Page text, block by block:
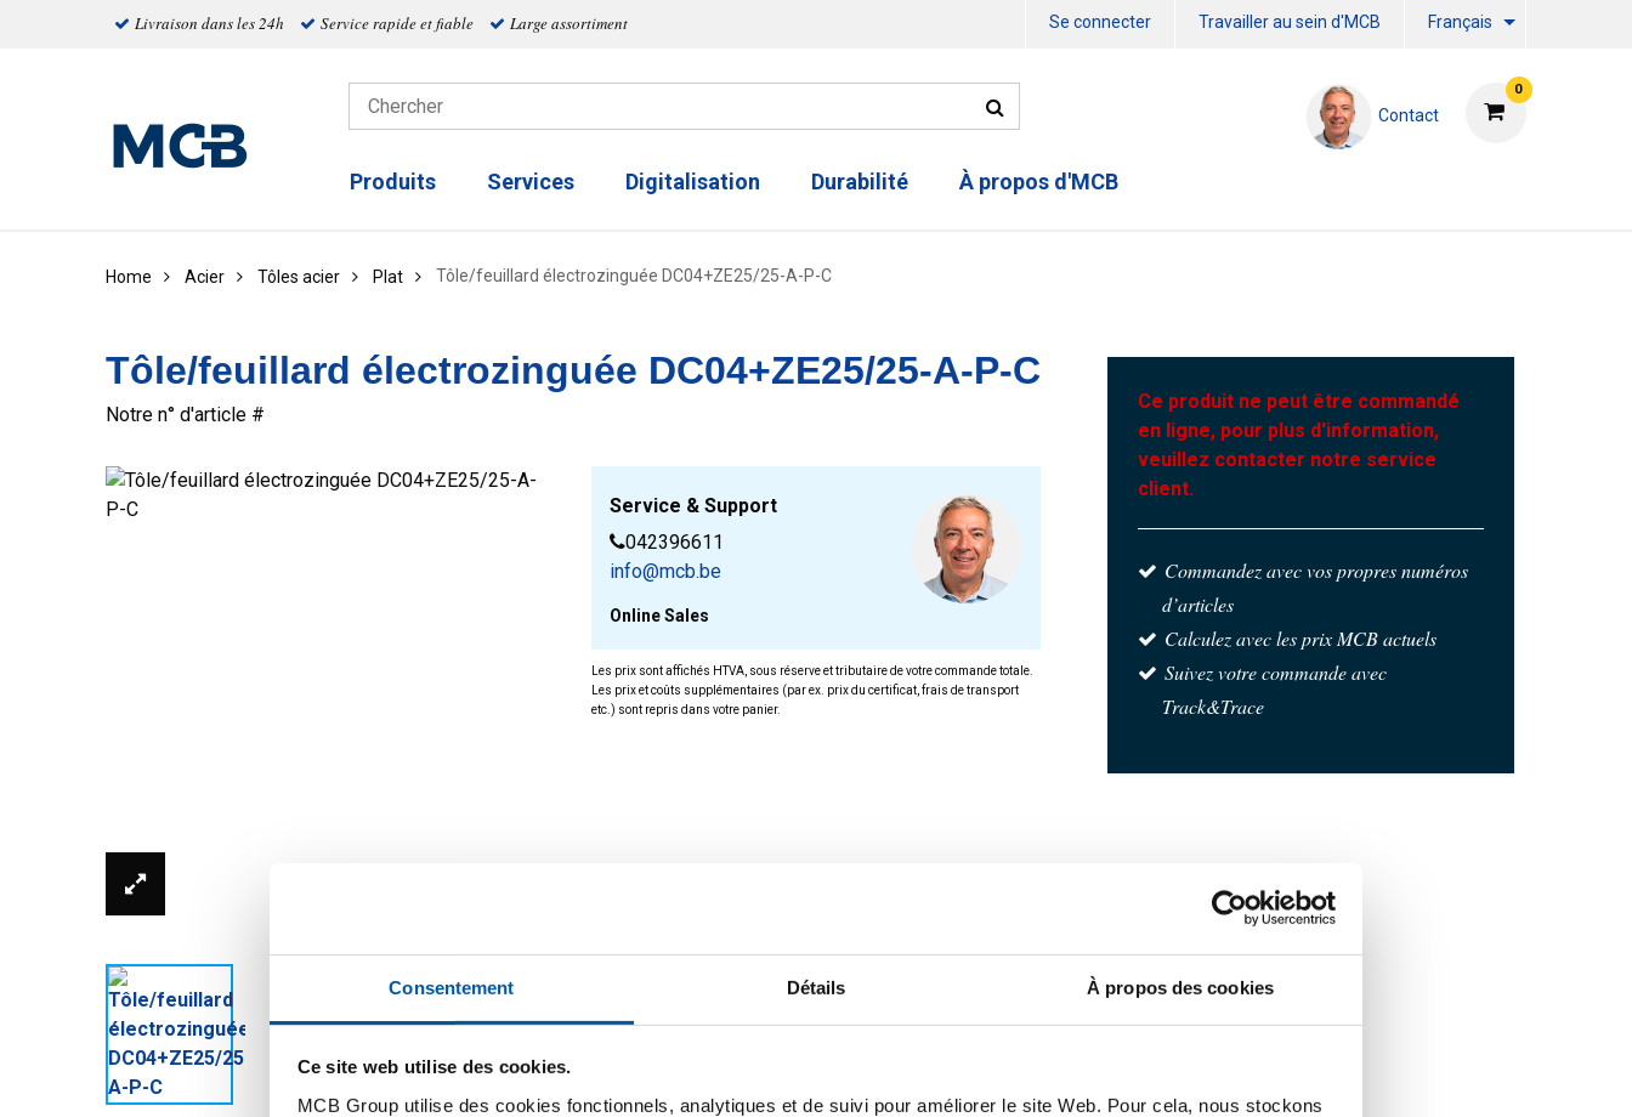
Consentement Détails À propos des cookies
Ce site web utilise des cookies.
MCB Group utilise des cookies fonctionnels, analytiques et de suivi pour améliorer le site Web. Pour cela, nous stockons
Livraison dans les 24h Service rapide et fiable Large assortiment Se connecter Travailler au sein d'MCB Français
0
Contact
Produits Services Digitalisation Durabilité À propos d'MCB
Home Acier Tôles acier Plat Tôle/feuillard électrozinguée DC04+ZE25/25-A-P-C
Tôle/feuillard électrozinguée DC04+ZE25/25-A-P-C
Notre n° d'article #
Service & Support
042396611
info@mcb.be
Online Sales
Les prix sont affichés HTVA, sous réserve et tributaire de votre commande totale.
Les prix et coûts supplémentaires (par ex. prix du certificat, frais de transport
etc.) sont repris dans votre panier.
Ce produit ne peut être commandé
en ligne, pour plus d'information,
veuillez contacter notre service
client.
Commandez avec vos propres numéros
d’articles
Calculez avec les prix MCB actuels
Suivez votre commande avec
Track&Trace